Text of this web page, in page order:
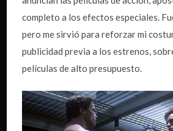
completo a los efectos especiales.
pero me sirvió para reforzar mi
publicidad previa a los estrenos,
películas de alto presupuesto.